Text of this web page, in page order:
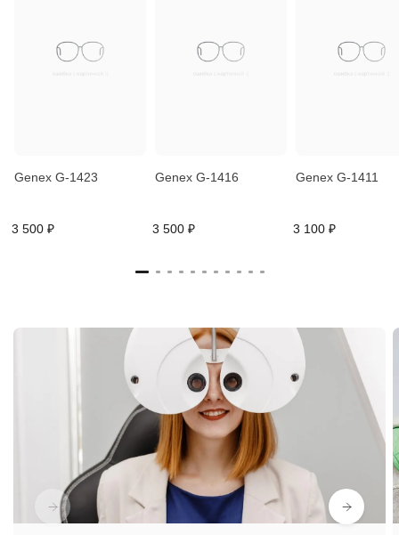
Genex G-1423
3 500 ₽
Genex G-1416
3 500 ₽
Genex G-1411
3 100 ₽